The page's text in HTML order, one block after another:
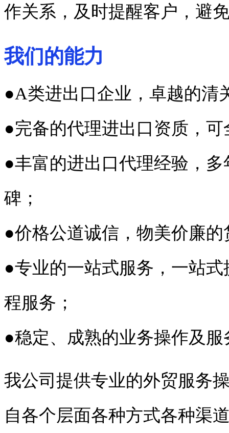
作关系，及时提醒客户，避
我们的能力
●A类进出口企业，卓越的清
●完备的代理进出口资质，
●丰富的进出口代理经验，
碑；
●价格公道诚信，物美价廉
●专业的一站式服务，一站
程服务；
●稳定、成熟的业务操作及
我公司提供专业的外贸服务
自各个层面各种方式各种渠